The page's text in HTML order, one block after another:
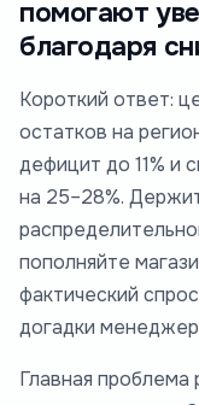
помогают
благодаря
Короткий ответ:
остатков на
дефицит до 11% и
на 25–28%.
пополняйте
фактический
догадки
Главная проблема